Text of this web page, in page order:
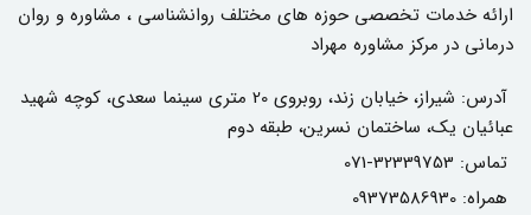
ارائه خدمات تخصصی حوزه های مختلف روانشناسی ، مشاوره و روان
درمانی در مرکز مشاوره مهراد
آدرس:
شیراز، خیابان زند، روبروی 20 متری سینما سعدی، کوچه شهید
عبائیان یک، ساختمان نسرین، طبقه دوم
تماس: 071-32339753
همراه: 09373586930